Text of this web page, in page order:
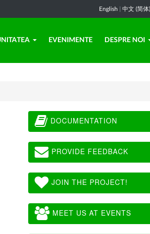
English 中文 (简体)
EVENIMENTE DESPRE NOI
DOCUMENTATION
PROVIDE FEEDBACK
JOIN THE PROJECT!
MEET US AT EVENTS